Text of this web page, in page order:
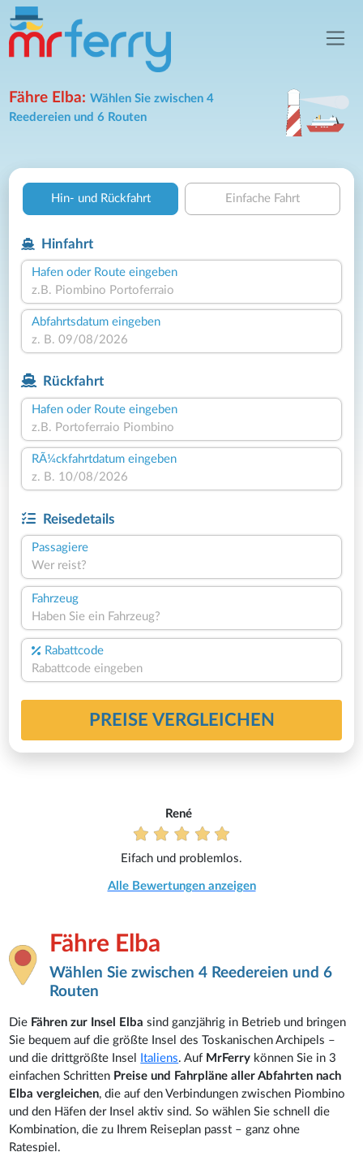
Fähre Elba:Wählen Sie zwischen 4
Reedereien und 6 Routen
Hin- und Rückfahrt Einfache Fahrt
Hinfahrt
Hafen oder Route eingeben
Abfahrtsdatum eingeben
Rückfahrt
Hafen oder Route eingeben
RÃ¼ckfahrtdatum eingeben
Reisedetails
Passagiere
Wer reist?
Fahrzeug
Haben Sie ein Fahrzeug?
Rabattcode
PREISE VERGLEICHEN
René
Eifach und problemlos.
Alle Bewertungen anzeigen
Fähre Elba
Wählen Sie zwischen 4 Reedereien und 6
Routen
Die Fähren zur Insel Elba sind ganzjährig in Betrieb und bringen
Sie bequem auf die größte Insel des Toskanischen Archipels –
und die drittgrößte Insel
Italiens. Auf MrFerry können Sie in 3
einfachen Schritten Preise und Fahrpläne aller Abfahrten nach
Elba vergleichen, die auf den Verbindungen zwischen Piombino
und den Häfen der Insel aktiv sind. So wählen Sie schnell die
Kombination, die zu Ihrem Reiseplan passt – ganz ohne
Ratespiel.